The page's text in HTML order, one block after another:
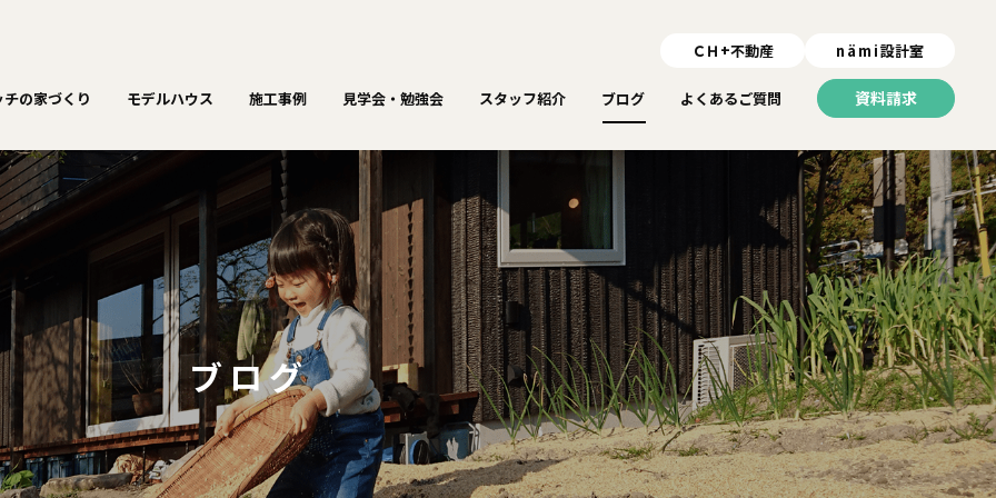
ＣＨ+不動産 nämi設計室
の家づくり モデルハウス 施工事例 見学会・勉強会 スタッフ紹介 ブログ よくあるご質問 資料請求
ブログ